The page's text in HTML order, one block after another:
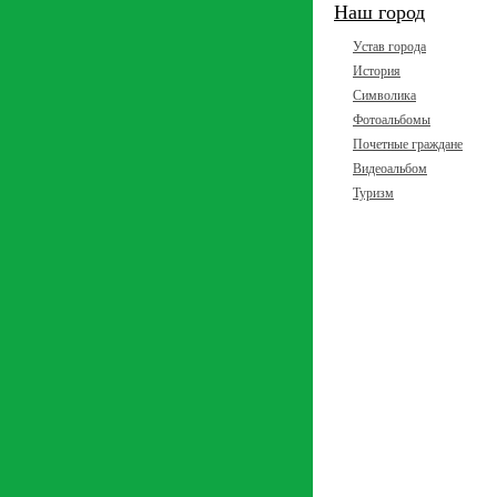
Наш город
Устав города
История
Символика
Фотоальбомы
Почетные граждане
Видеоальбом
Туризм